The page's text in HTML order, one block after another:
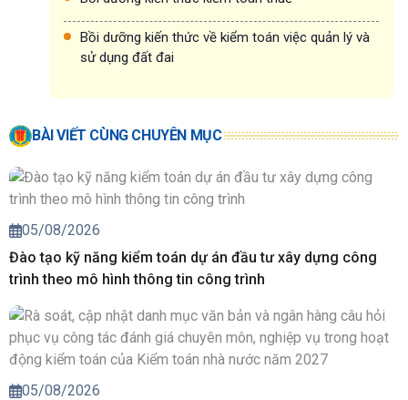
Bồi dưỡng kiến thức về kiểm toán việc quản lý và
sử dụng đất đai
BÀI VIẾT CÙNG CHUYÊN MỤC
05/08/2026
Đào tạo kỹ năng kiểm toán dự án đầu tư xây dựng công
trình theo mô hình thông tin công trình
05/08/2026